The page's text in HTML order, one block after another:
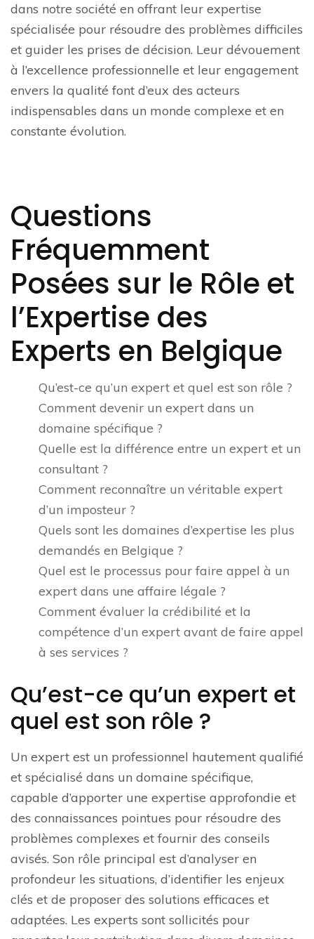
dans notre société en offrant leur expertise
spécialisée pour résoudre des problèmes difficiles
et guider les prises de décision. Leur dévouement
à l’excellence professionnelle et leur engagement
envers la qualité font d’eux des acteurs
indispensables dans un monde complexe et en
constante évolution.
Questions
Fréquemment
Posées sur le Rôle et
l’Expertise des
Experts en Belgique
Qu’est-ce qu’un expert et quel est son rôle ?
Comment devenir un expert dans un
domaine spécifique ?
Quelle est la différence entre un expert et un
consultant ?
Comment reconnaître un véritable expert
d’un imposteur ?
Quels sont les domaines d’expertise les plus
demandés en Belgique ?
Quel est le processus pour faire appel à un
expert dans une affaire légale ?
Comment évaluer la crédibilité et la
compétence d’un expert avant de faire appel
à ses services ?
Qu’est-ce qu’un expert et
quel est son rôle ?
Un expert est un professionnel hautement qualifié
et spécialisé dans un domaine spécifique,
capable d’apporter une expertise approfondie et
des connaissances pointues pour résoudre des
problèmes complexes et fournir des conseils
avisés. Son rôle principal est d’analyser en
profondeur les situations, d’identifier les enjeux
clés et de proposer des solutions efficaces et
adaptées. Les experts sont sollicités pour